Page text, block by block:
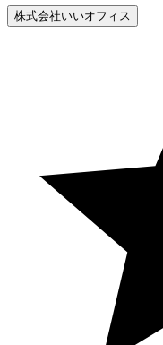
株式会社いいオフィス